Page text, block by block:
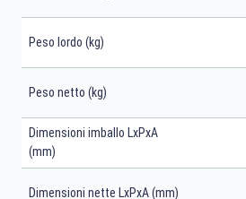
Peso lordo (kg)
Peso netto (kg)
Dimensioni imballo LxPxA
(mm)
Dimensioni nette LxPxA (mm)